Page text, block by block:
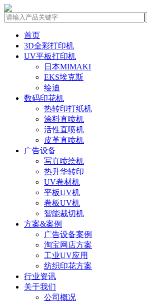
首页
3D全彩打印机
UV平板打印机
日本MIMAKI
EKS埃克斯
绘迪
数码印花机
热转印打纸机
涂料直喷机
活性直喷机
皮革直喷机
广告设备
写真喷绘机
热升华转印
UV卷材机
平板UV机
卷板UV机
智能裁切机
方案&案例
广告设备案例
淘宝网店方案
工业UV应用
纺织印花方案
行业资讯
关于我们
公司概况